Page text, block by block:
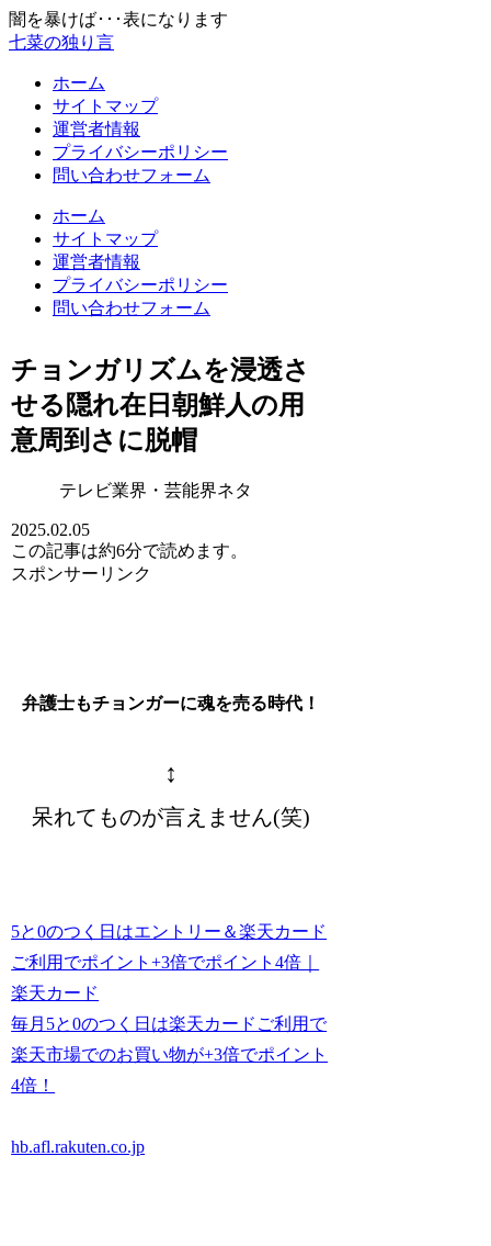
闇を暴けば･･･表になります
七菜の独り言
ホーム
サイトマップ
運営者情報
プライバシーポリシー
問い合わせフォーム
ホーム
サイトマップ
運営者情報
プライバシーポリシー
問い合わせフォーム
チョンガリズムを浸透さ
せる隠れ在日朝鮮人の用
意周到さに脱帽
テレビ業界・芸能界ネタ
2025.02.05
この記事は約6分で読めます。
スポンサーリンク
弁護士もチョンガーに魂を売る時代！
↕︎
呆れてものが言えません(笑)
5と0のつく日はエントリー＆楽天カード
ご利用でポイント+3倍でポイント4倍｜
楽天カード
毎月5と0のつく日は楽天カードご利用で
楽天市場でのお買い物が+3倍でポイント
4倍！
hb.afl.rakuten.co.jp